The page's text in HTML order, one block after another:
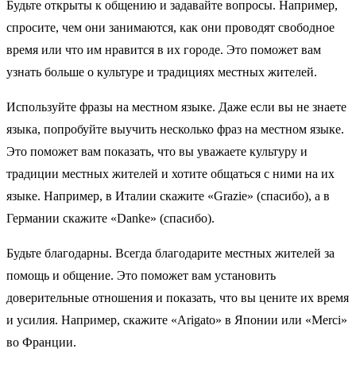
Будьте открыты к общению и задавайте вопросы. Например,
спросите, чем они занимаются, как они проводят свободное
время или что им нравится в их городе. Это поможет вам
узнать больше о культуре и традициях местных жителей.
Используйте фразы на местном языке. Даже если вы не знаете
языка, попробуйте выучить несколько фраз на местном языке.
Это поможет вам показать, что вы уважаете культуру и
традиции местных жителей и хотите общаться с ними на их
языке. Например, в Италии скажите «Grazie» (спасибо), а в
Германии скажите «Danke» (спасибо).
Будьте благодарны. Всегда благодарите местных жителей за
помощь и общение. Это поможет вам установить
доверительные отношения и показать, что вы цените их время
и усилия. Например, скажите «Arigato» в Японии или «Merci»
во Франции.